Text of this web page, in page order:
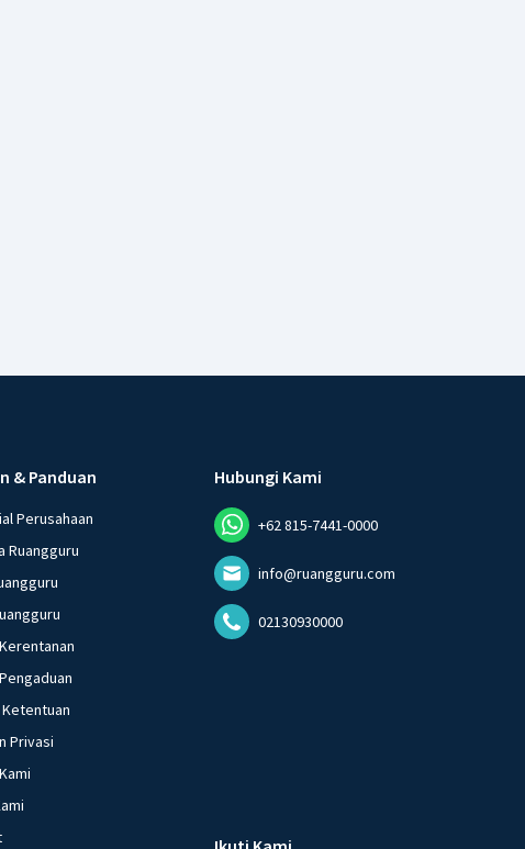
& Panduan
Perusahaan
Ruangguru
Privasi
Hubungi Kami
+62 815-7441-0000
info@ruangguru.com
02130930000